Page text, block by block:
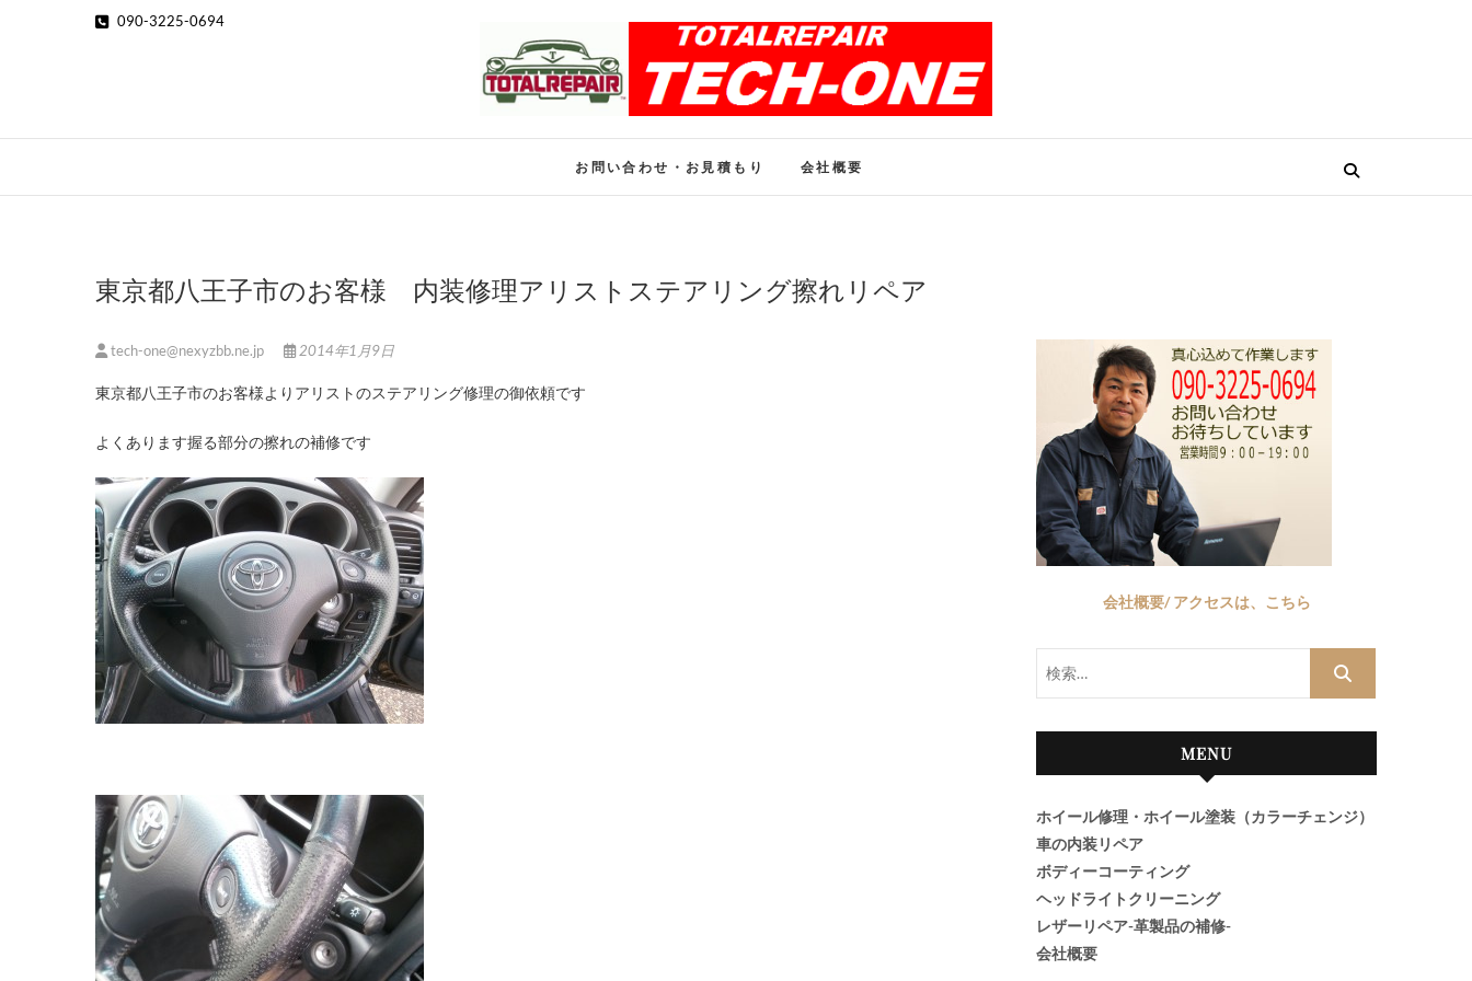
090-3225-0694
ホイール修理のトータルリペアテックワン
お問い合わせ・お見積もり 会社概要
東京都八王子市のお客様 内装修理アリストステアリング擦れリペア
tech-one@nexyzbb.ne.jp 2014年1月9日
東京都八王子市のお客様よりアリストのステアリング修理の御依頼です
よくあります握る部分の擦れの補修です
会社概要/ アクセスは、こちら
MENU
ホイール修理・ホイール塗装（カラーチェンジ）
車の内装リペア
ボディーコーティング
ヘッドライトクリーニング
レザーリペア-革製品の補修-
会社概要